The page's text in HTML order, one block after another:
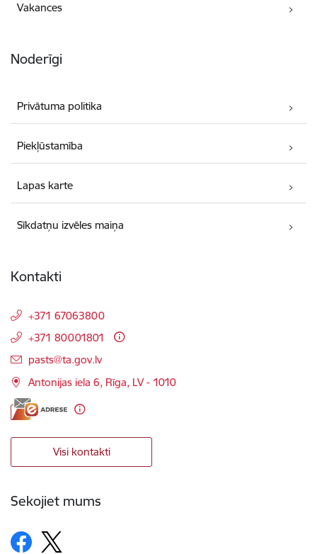
Vakances
Noderīgi
Privātuma politika
Piekļūstamība
Lapas karte
Sīkdatņu izvēles maiņa
Kontakti
+371 67063800
+371 80001801
E-pasts:
pasts@ta.gov.lv
Antonijas iela 6, Rīga, LV - 1010
Visi kontakti
Sekojiet mums